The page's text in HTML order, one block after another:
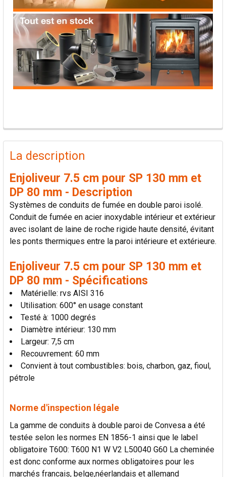
PRODUITS
FRÉQUEMMENT
ACHETÉS
SÉLECTIONNER
AJOUTER
LA
La description
Enjoliveur 7.5 cm pour SP 130 mm et
DP 80 mm - Description
Systèmes de conduits de fumée en double paroi isolé.
Conduit de fumée en acier inoxydable intérieur et extérieur
avec isolant de laine de roche rigide haute densité, évitant
les ponts thermiques entre la paroi intérieure et extérieure.
Enjoliveur 7.5 cm pour SP 130 mm et
DP 80 mm - Spécifications
Matérielle: rvs AISI 316
Utilisation: 600° en usage constant
Testé à: 1000 degrés
Diamètre intérieur: 130 mm
Largeur: 7,5 cm
Recouvrement: 60 mm
Convient à tout combustibles: bois, charbon, gaz, fioul,
pétrole
Norme d'inspection légale
La gamme de conduits à double paroi de Convesa a été
testée selon les normes EN 1856-1 ainsi que le label
obligatoire T600: T600 N1 W V2 L50040 G60 La cheminée
est donc conforme aux normes obligatoires pour les
marchés francais, belge,néerlandais et allemand